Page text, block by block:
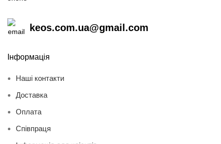
keos.com.ua@gmail.com
Інформація
Наші контакти
Доставка
Оплата
Співпраця